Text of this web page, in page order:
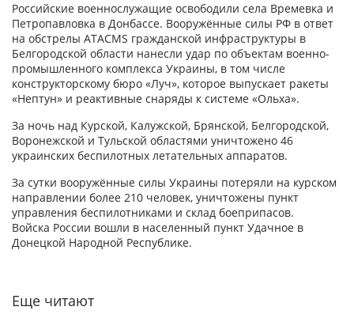
Российские военнослужащие освободили села Времевка и
Петропавловка в Донбассе. Вооружённые силы РФ в ответ
на обстрелы ATACMS гражданской инфраструктуры в
Белгородской области нанесли удар по объектам военно-
промышленного комплекса Украины, в том числе
конструкторскому бюро «Луч», которое выпускает ракеты
«Нептун» и реактивные снаряды к системе «Ольха».
За ночь над Курской, Калужской, Брянской, Белгородской,
Воронежской и Тульской областями уничтожено 46
украинских беспилотных летательных аппаратов.
За сутки вооружённые силы Украины потеряли на курском
направлении более 210 человек, уничтожены пункт
управления беспилотниками и склад боеприпасов.
Войска России вошли в населенный пункт Удачное в
Донецкой Народной Республике.
Еще читают